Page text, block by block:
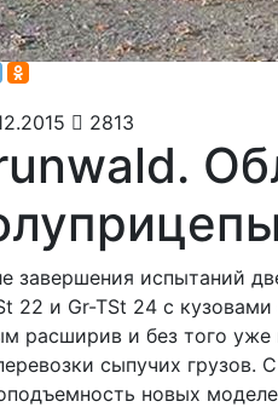
2813
завершения испытаний
22 и Gr-TSt 24 с
расширив и без того уже
сыпучих грузов.
новых